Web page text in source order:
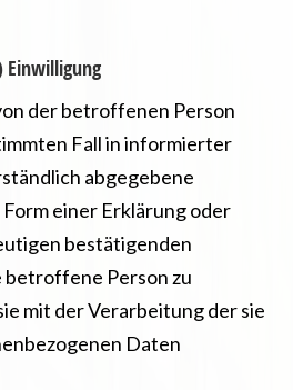
Einwilligung
der betroffenen Person
Fall in informierter
abgegebene
einer Erklärung oder
bestätigenden
betroffene Person zu
mit der Verarbeitung der sie
Daten